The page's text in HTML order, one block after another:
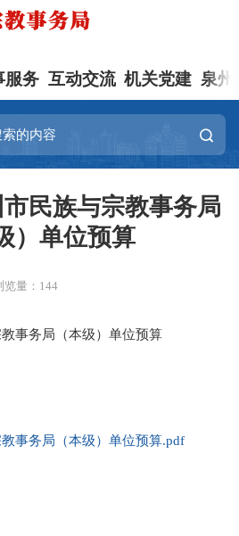
服务 互动交流 机关党建 泉州
民族与宗教事务局
）单位预算
览量： 144
事务局（本级）单位预算
事务局（本级）单位预算.pdf